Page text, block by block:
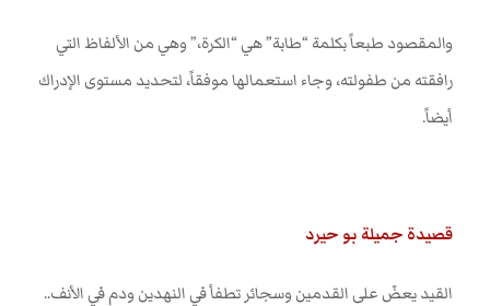
والمقصود طبعاً بكلمة “طابة” هي “الكرة،” وهي من الألفاظ التي
رافقته من طفولته، وجاء استعمالها موفقاً، لتحديد مستوى الإدراك
أيضاً.
قصيدة جميلة بو حيرد
القيد يعضّ على القدمين وسجائر تطفأ في النهدين ودم في الأنف..